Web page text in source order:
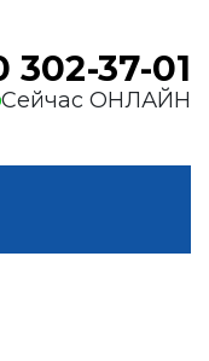
302-37-01
Сейчас ОНЛАЙН